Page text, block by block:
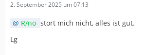
2. September 2025 um 07:13
R/no stört mich nicht, alles ist gut.
Lg